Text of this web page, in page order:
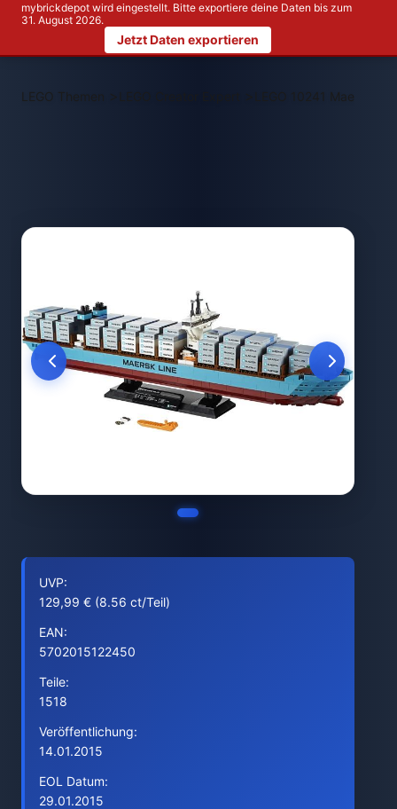
mybrickdepot wird eingestellt. Bitte exportiere deine Daten bis zum
31. August 2026.
Jetzt Daten exportieren
LEGO Themen > LEGO 10241 Maersk
UVP:
129,99 € (8.56 ct/Teil)
EAN:
5702015122450
Teile:
1518
Veröffentlichung:
14.01.2015
EOL Datum:
29.01.2015